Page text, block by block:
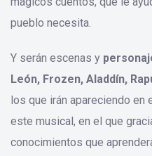
pueblo necesita.
Y serán escenas y
León, Frozen, Aladdín,
los que irán apareciendo en
este musical, en el que
conocimientos que